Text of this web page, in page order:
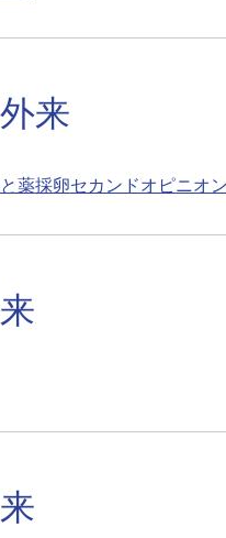
来
薬採卵セカンドオピニオ